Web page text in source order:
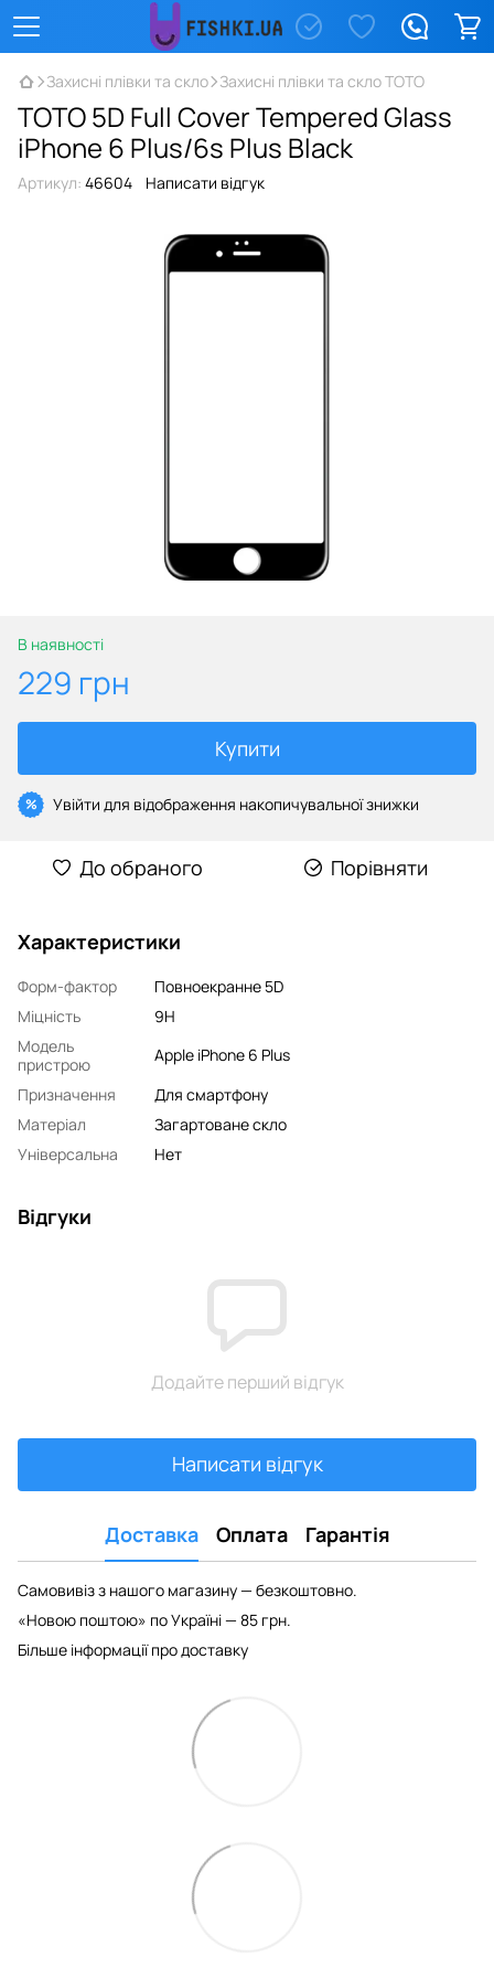
Захисні плівки та скло Захисні плівки та скло TOTO
TOTO 5D Full Cover Tempered Glass
iPhone 6 Plus/6s Plus Black
Артикул: 46604 Написати відгук
В наявності
229 грн
Купити
% Увійти для відображення накопичувальної знижки
До обраного Порівняти
Характеристики
Форм-фактор
Повноекранне 5D
Міцність
9H
Модель
пристрою
Apple iPhone 6 Plus
Призначення
Для смартфону
Матеріал
Загартоване скло
Універсальна
Нет
Відгуки
Додайте перший відгук
Написати відгук
Доставка Оплата Гарантія
Самовивіз з нашого магазину — безкоштовно.
«Новою поштою» по Україні — 85 грн.
Більше інформації про доставку